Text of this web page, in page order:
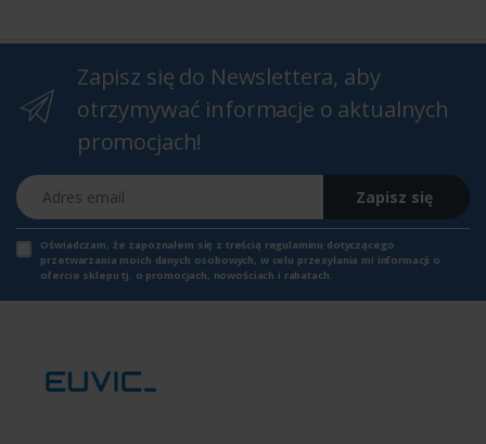
Zapisz się do Newslettera, aby
otrzymywać informacje o aktualnych
promocjach!
Adres email
Zapisz się
Oświadczam, że zapoznałem się z treścią regulaminu dotyczącego
przetwarzania moich danych osobowych, w celu przesyłania mi informacji o
ofercie sklepu tj. o promocjach, nowościach i rabatach.